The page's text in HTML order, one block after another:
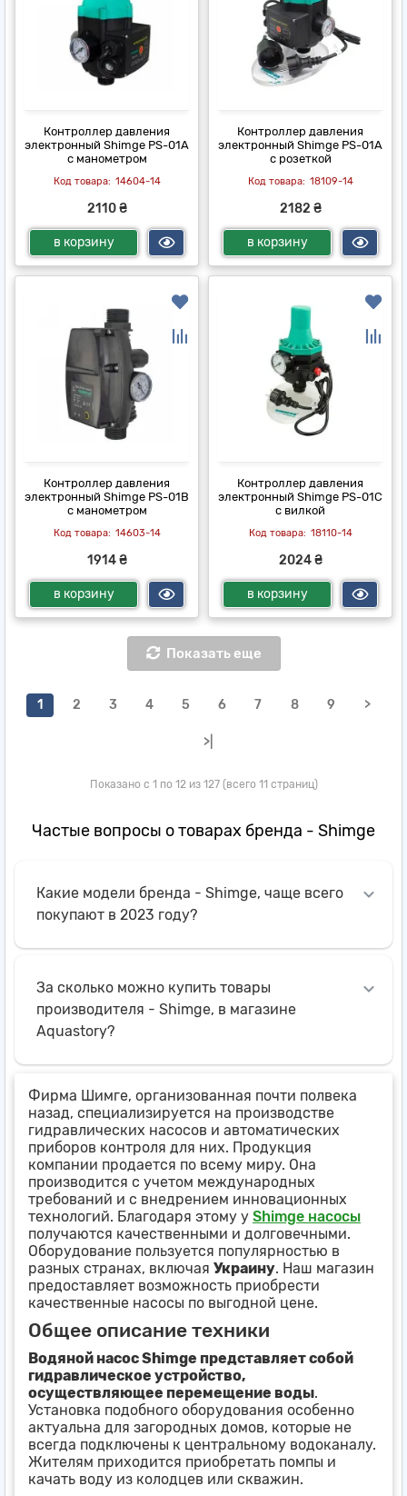
Контроллер давления
электронный Shimge PS-01A
с манометром
14604-14
2110 ₴
в корзину
Контроллер давления
электронный Shimge PS-01A
с розеткой
18109-14
2182 ₴
в корзину
Контроллер давления
электронный Shimge PS-01B
с манометром
14603-14
1914 ₴
в корзину
Контроллер давления
электронный Shimge PS-01C
с вилкой
18110-14
2024 ₴
в корзину
Показать еще
1 2 3 4 5 6 7 8 9 >
>|
Показано с 1 по 12 из 127 (всего 11 страниц)
Частые вопросы о товарах бренда - Shimge
Какие модели бренда - Shimge, чаще всего
покупают в 2023 году?
За сколько можно купить товары
производителя - Shimge, в магазине
Aquastory?
Фирма Шимге, организованная почти полвека
назад, специализируется на производстве
гидравлических насосов и автоматических
приборов контроля для них. Продукция
компании продается по всему миру. Она
производится с учетом международных
требований и с внедрением инновационных
технологий. Благодаря этому у Shimge насосы
получаются качественными и долговечными.
Оборудование пользуется популярностью в
разных странах, включая Украину. Наш магазин
предоставляет возможность приобрести
качественные насосы по выгодной цене.
Общее описание техники
Водяной насос Shimge представляет собой
гидравлическое устройство,
осуществляющее перемещение воды.
Установка подобного оборудования особенно
актуальна для загородных домов, которые не
всегда подключены к центральному водоканалу.
Жителям приходится приобретать помпы и
качать воду из колодцев или скважин.